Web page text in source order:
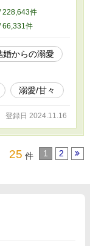
り立ての騎士ラ
228,643件
66,331件
婚からの溺愛
溺愛/甘々
登録日 2024.11.16
25 件 1 2